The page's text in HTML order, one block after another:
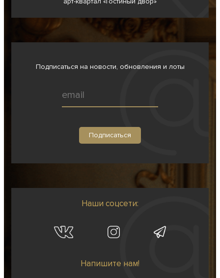
Подписаться на новости, обновления и лоты
Наши соцсети:
Напишите нам!